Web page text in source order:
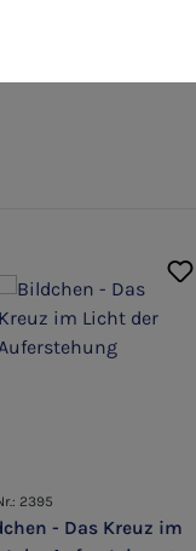
2395
- Das Kreuz im